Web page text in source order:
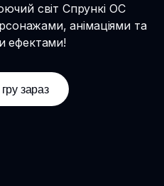
світ Спрункі OC
анімаціями та
ефектами!
зараз